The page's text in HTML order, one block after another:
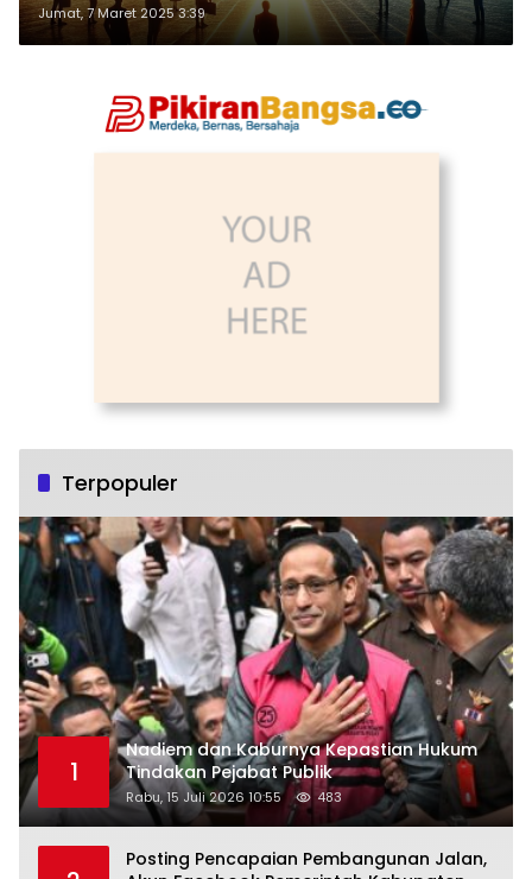
Jumat, 7 Maret 2025 3:39
Terpopuler
1
Nadiem dan Kaburnya Kepastian Hukum
Tindakan Pejabat Publik
Rabu, 15 Juli 2026 10:55 483
Posting Pencapaian Pembangunan Jalan,